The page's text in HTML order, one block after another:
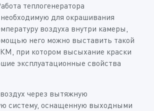
теплогенератора
для окрашивания
воздуха внутри камеры,
него можно выставить такой
при котором высыхание краски
эксплуатационные свойства
через вытяжную
систему, оснащенную выходными